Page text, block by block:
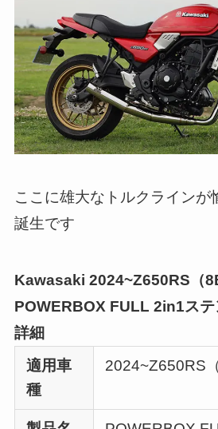
ここに雄大なトルクラインが
誕生です
Kawasaki 2024~Z650RS（
POWERBOX FULL 2in1ステ
詳細
適用車
種
2024~Z650RS